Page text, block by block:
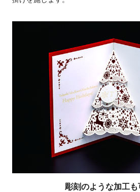
彫刻のような加工も